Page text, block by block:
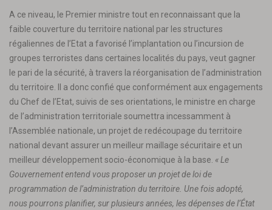
A ce niveau, le Premier ministre tout en reconnaissant que la
faible couverture du territoire national par les structures
régaliennes de l’Etat a favorisé l’implantation ou l’incursion de
groupes terroristes dans certaines localités du pays, veut gagner
le pari de la sécurité, à travers la réorganisation de l’administration
du territoire. Il a donc confié que conformément aux engagements
du Chef de l’Etat, suivis de ses orientations, le ministre en charge
de l’administration territoriale soumettra incessamment à
l’Assemblée nationale, un projet de redécoupage du territoire
national devant assurer un meilleur maillage sécuritaire et un
meilleur développement socio-économique à la base. « Le
Gouvernement entend vous proposer un projet de loi de
programmation de l’administration du territoire. Une fois adopté,
nous pourrons planifier, sur plusieurs années, les dépenses de l’État